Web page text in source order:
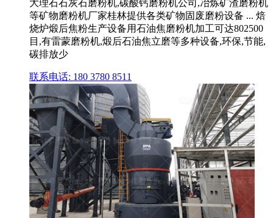
大理石石灰石磨粉机,碳酸钙磨粉机公司,冶炼矿渣磨粉机
等矿物磨粉机厂家桂林提供各类矿物固废磨粉设备 ... 焙
烧炉煅后焦粉生产设备用石油焦磨粉机加工可达802500
目,有雷蒙磨粉机,煅后石油焦立磨等多种设备,环保,节能,
碳排放少
联系电话: 180 3780 8511